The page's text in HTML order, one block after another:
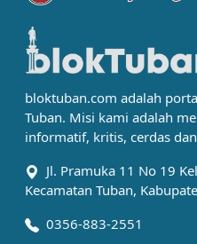
bloktuban.com adalah
Tuban. Misi kami adalah
informatif, kritis, cerdas
Jl. Pramuka 11 No 19
Kecamatan Tuban,
0356-883-2551